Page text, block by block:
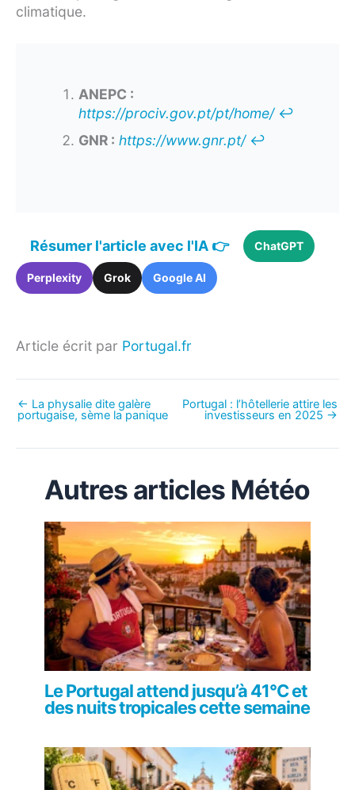
climatique.
ANEPC :
https://prociv.gov.pt/pt/home/ ↩︎
GNR : https://www.gnr.pt/ ↩︎
Résumer l'article avec l'IA 👉 ChatGPT
Perplexity Grok Google AI
Article écrit par Portugal.fr
← La physalie dite galère
portugaise, sème la panique
Portugal : l’hôtellerie attire les
investisseurs en 2025 →
Autres articles Météo
Le Portugal attend jusqu’à 41°C et
des nuits tropicales cette semaine